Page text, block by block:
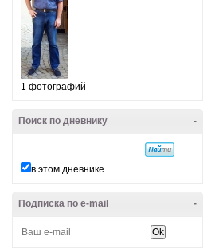
1 фотографий
-
Поиск по дневнику
в этом дневнике
-
Подписка по e-mail